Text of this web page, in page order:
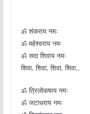
ॐ शंकराय नमः
ॐ महेश्वराय नमः
ॐ सदा शिवाय नमः
शिवा, शिवा, शिवा, शिवा..
ॐ त्रिलोकषाय नमः
ॐ जटाधराय नमः